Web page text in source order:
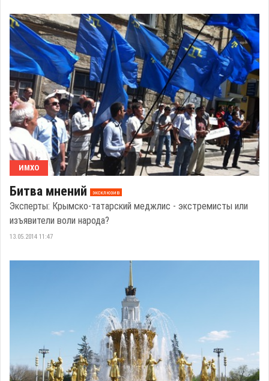
ИМХО
Битва мнений эксклюзив
Эксперты: Крымско-татарский меджлис - экстремисты или
изъявители воли народа?
13.05.2014 11:47